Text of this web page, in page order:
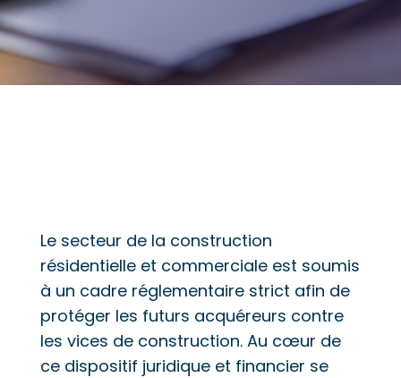
Le secteur de la construction
résidentielle et commerciale est soumis
à un cadre réglementaire strict afin de
protéger les futurs acquéreurs contre
les vices de construction. Au cœur de
ce dispositif juridique et financier se